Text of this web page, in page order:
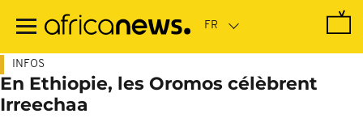
contenu
INFOS
En Ethiopie, les Oromos célèbrent
Irreechaa